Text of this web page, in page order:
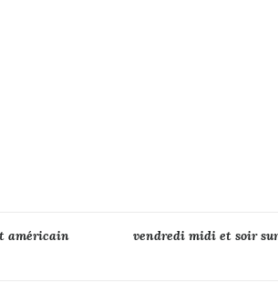
américain
vendredi midi et soir